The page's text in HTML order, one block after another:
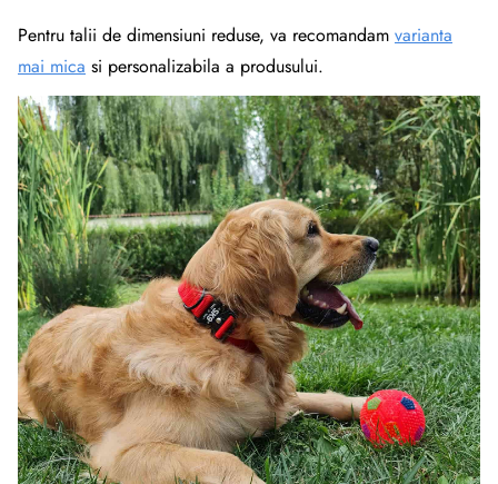
Pentru talii de dimensiuni reduse, va recomandam varianta
mai mica si personalizabila a produsului.